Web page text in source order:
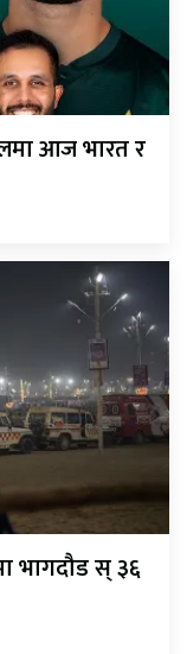
आज भारत र
भागदौड स् ३६